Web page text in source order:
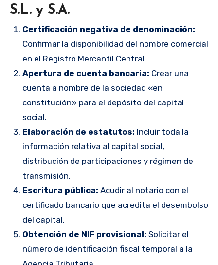
S.L. y S.A.
Certificación negativa de denominación:
Confirmar la disponibilidad del nombre comercial
en el Registro Mercantil Central.
Apertura de cuenta bancaria: Crear una
cuenta a nombre de la sociedad «en
constitución» para el depósito del capital
social.
Elaboración de estatutos: Incluir toda la
información relativa al capital social,
distribución de participaciones y régimen de
transmisión.
Escritura pública: Acudir al notario con el
certificado bancario que acredita el desembolso
del capital.
Obtención de NIF provisional: Solicitar el
número de identificación fiscal temporal a la